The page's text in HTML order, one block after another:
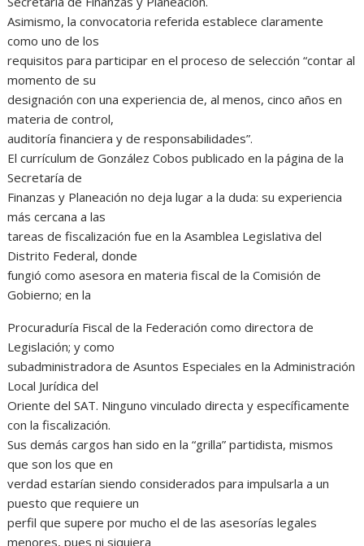
Asimismo, la convocatoria referida establece claramente
como uno de los
requisitos para participar en el proceso de selección “contar al
momento de su
designación con una experiencia de, al menos, cinco años en
materia de control,
auditoría financiera y de responsabilidades”.
El currículum de González Cobos publicado en la página de la
Secretaría de
Finanzas y Planeación no deja lugar a la duda: su experiencia
más cercana a las
tareas de fiscalización fue en la Asamblea Legislativa del
Distrito Federal, donde
fungió como asesora en materia fiscal de la Comisión de
Gobierno; en la
Procuraduría Fiscal de la Federación como directora de
Legislación; y como
subadministradora de Asuntos Especiales en la Administración
Local Jurídica del
Oriente del SAT. Ninguno vinculado directa y específicamente
con la fiscalización.
Sus demás cargos han sido en la “grilla” partidista, mismos
que son los que en
verdad estarían siendo considerados para impulsarla a un
puesto que requiere un
perfil que supere por mucho el de las asesorías legales
menores, pues ni siquiera